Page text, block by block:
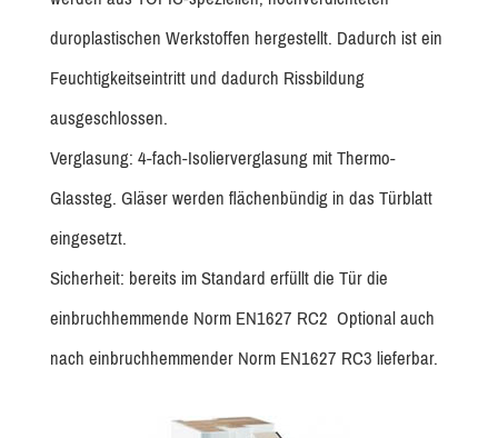
duroplastischen Werkstoffen hergestellt. Dadurch ist ein
Feuchtigkeitseintritt und dadurch Rissbildung
ausgeschlossen.
Verglasung: 4-fach-Isolierverglasung mit Thermo-
Glassteg. Gläser werden flächenbündig in das Türblatt
eingesetzt.
Sicherheit: bereits im Standard erfüllt die Tür die
einbruchhemmende Norm EN1627 RC2 Optional auch
nach einbruchhemmender Norm EN1627 RC3 lieferbar.